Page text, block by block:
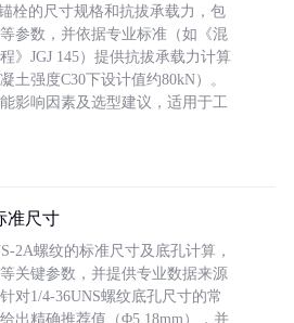
栓的尺寸规格和抗拔承载力，包
参数，并依据专业标准（如《混
》JGJ 145）提供抗拔承载力计算
土强度C30下设计值约80kN）。
影响因素及选型建议，适用于工
准尺寸
2A螺纹的标准尺寸及底孔计算，
关键参数，并提供专业数据来源
对1/4-36UNS螺纹底孔尺寸的常
出精确推荐值（Φ5.18mm），并